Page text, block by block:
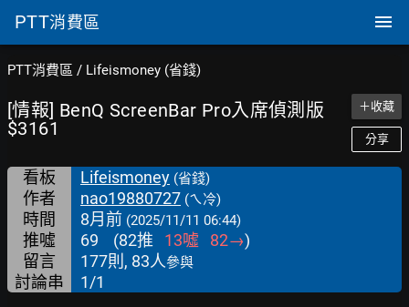
PTT消費區
PTT消費區 / Lifeismoney (省錢)
[情報] BenQ ScreenBar Pro入席偵測版
$3161
＋收藏
分享
看板 Lifeismoney (省錢)
作者 nao19880727 (ㄟ冷)
時間 8月前 (2025/11/11 06:44)
推噓 69 (82推 13噓 82→)
留言
177則, 83人參與
討論串 1/1